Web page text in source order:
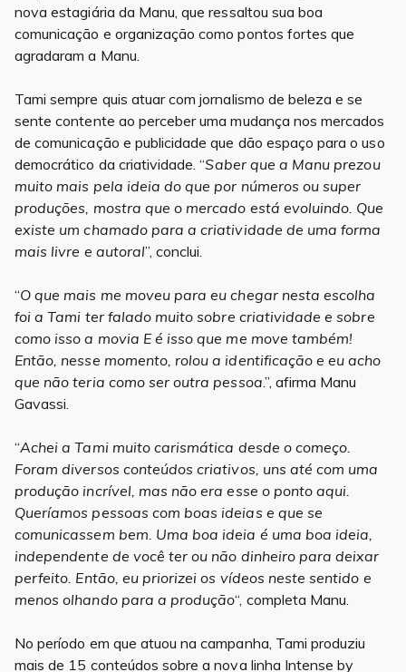
nova estagiária da Manu, que ressaltou sua boa
comunicação e organização como pontos fortes que
agradaram a Manu.
Tami sempre quis atuar com jornalismo de beleza e se
sente contente ao perceber uma mudança nos mercados
de comunicação e publicidade que dão espaço para o uso
democrático da criatividade. “Saber que a Manu prezou
muito mais pela ideia do que por números ou super
produções, mostra que o mercado está evoluindo. Que
existe um chamado para a criatividade de uma forma
mais livre e autoral”, conclui.
“O que mais me moveu para eu chegar nesta escolha
foi a Tami ter falado muito sobre criatividade e sobre
como isso a movia E é isso que me move também!
Então, nesse momento, rolou a identificação e eu acho
que não teria como ser outra pessoa.”, afirma Manu
Gavassi.
“Achei a Tami muito carismática desde o começo.
Foram diversos conteúdos criativos, uns até com uma
produção incrível, mas não era esse o ponto aqui.
Queríamos pessoas com boas ideias e que se
comunicassem bem. Uma boa ideia é uma boa ideia,
independente de você ter ou não dinheiro para deixar
perfeito. Então, eu priorizei os vídeos neste sentido e
menos olhando para a produção“, completa Manu.
No período em que atuou na campanha, Tami produziu
mais de 15 conteúdos sobre a nova linha Intense by